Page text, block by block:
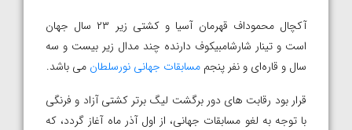
آکچال محموداف قهرمان آسیا و کشتی زیر ۲۳ سال جهان
است و تینار شارشامبیکوف دارنده چند مدال زیر بیست و سه
سال و قاره‌ای و نفر پنجم مسابقات جهانی نورسلطان می باشد.
قرار بود رقابت های دور برگشت لیگ برتر کشتی آزاد و فرنگی
با توجه به لغو مسابقات جهانی، از اول آذر ماه آغاز گردد، که